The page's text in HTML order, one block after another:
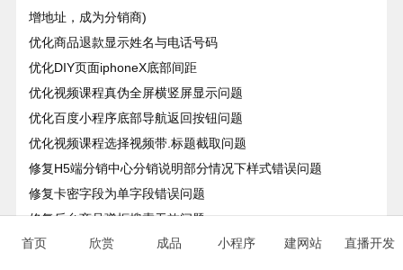
首页 欣赏 成品 小程序 建网站 直播开发
增地址，成为分销商)
优化商品退款显示姓名与电话号码
优化DIY页面iphoneX底部间距
优化视频课程真伪全屏横竖屏显示问题
优化百度小程序底部导航返回按钮问题
优化视频课程选择视频带.标题截取问题
修复H5端分销中心分销说明部分情况下样式错误问题
修复卡密字段为单字段错误问题
修复后台商品弹框搜索无效问题
修复答题页是否支持重新测试文字显示错误